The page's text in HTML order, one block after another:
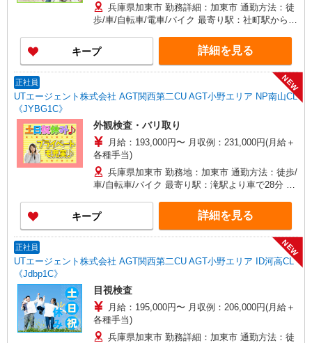
兵庫県加東市 勤務詳細：加東市 通勤方法：徒
歩/車/自転車/電車/バイク 最寄り駅：社町駅から車
キープ 詳細を見る
正社員
UTエージェント株式会社 AGT関西第二CU AGT小野エリア NP南山CL
《JYBG1C》
NEW
外観検査・バリ取り
月給：193,000円〜 月収例：231,000円(月給＋
各種手当)
兵庫県加東市 勤務地：加東市 通勤方法：徒歩/
車/自転車/バイク 最寄り駅：滝駅より車で28分 ※
キープ 詳細を見る
正社員
UTエージェント株式会社 AGT関西第二CU AGT小野エリア ID河高CL
《Jdbp1C》
NEW
目視検査
月給：195,000円〜 月収例：206,000円(月給＋
各種手当)
兵庫県加東市 勤務詳細：加東市 通勤方法：徒